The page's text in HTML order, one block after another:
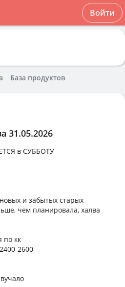
Войти
База продуктов
31.05.2026
в СУББОТУ
и забытых старых
чем планировала, халва
по кк
2600